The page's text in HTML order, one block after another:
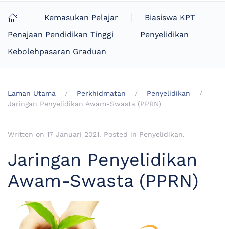
Kemasukan Pelajar
Biasiswa KPT
Penajaan Pendidikan Tinggi
Penyelidikan
Kebolehpasaran Graduan
Laman Utama Perkhidmatan
Penyelidikan
Jaringan Penyelidikan Awam-Swasta (PPRN)
Written on 17 Januari 2021. Posted in Penyelidikan.
Jaringan Penyelidikan
Awam-Swasta (PPRN)